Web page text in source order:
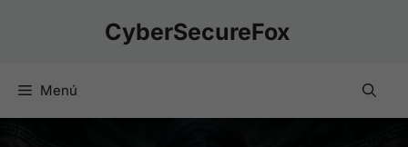
CyberSecureFox
Menú